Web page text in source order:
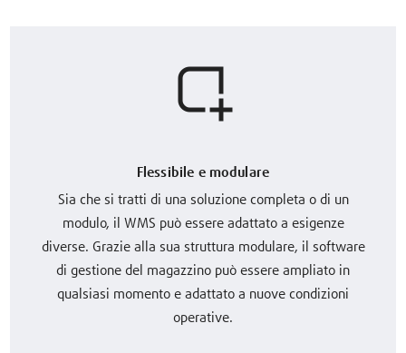
Flessibile e modulare
Sia che si tratti di una soluzione completa o di un
modulo, il WMS può essere adattato a esigenze
diverse. Grazie alla sua struttura modulare, il software
di gestione del magazzino può essere ampliato in
qualsiasi momento e adattato a nuove condizioni
operative.